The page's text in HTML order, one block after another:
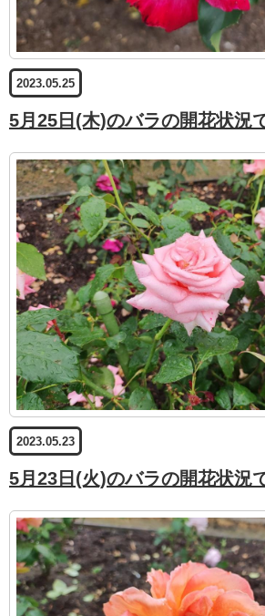
2023.05.25
5月25日(木)のバラの開花状況
2023.05.23
5月23日(火)のバラの開花状況